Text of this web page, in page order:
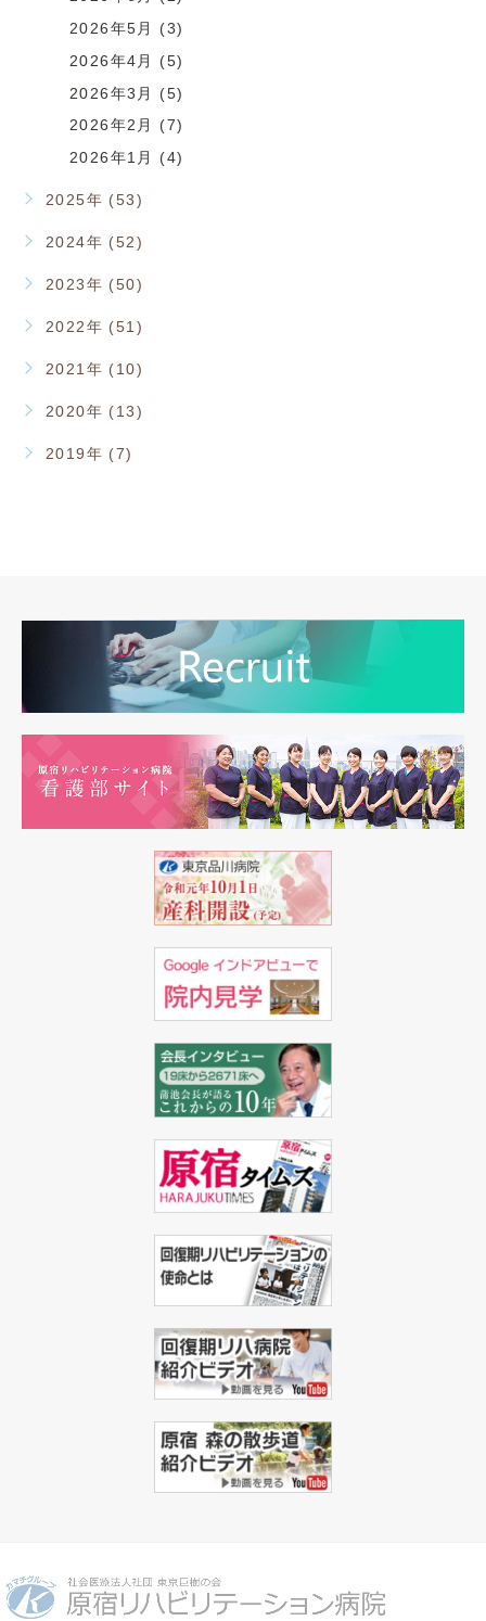
2026年5月 (3)
2026年4月 (5)
2026年3月 (5)
2026年2月 (7)
2026年1月 (4)
2025年 (53)
2024年 (52)
2023年 (50)
2022年 (51)
2021年 (10)
2020年 (13)
2019年 (7)